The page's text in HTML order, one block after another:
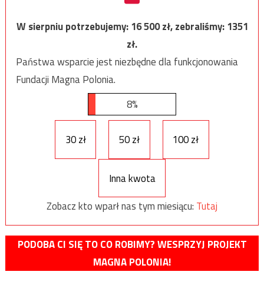
W sierpniu potrzebujemy:16 500zł, zebraliśmy:1351
zł.
Państwa wsparcie jest niezbędne dla funkcjonowania
Fundacji Magna Polonia.
8%
30 zł 50 zł 100 zł
Inna kwota
Zobacz kto wparł nas tym miesiącu: Tutaj
PODOBA CI SIĘ TO CO ROBIMY? WESPRZYJ PROJEKT
MAGNA POLONIA!